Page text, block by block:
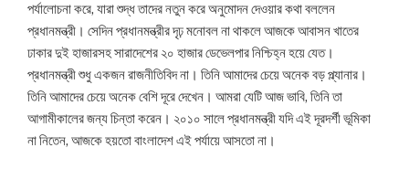
পর্যালোচনা করে, যারা শুদ্ধ তাদের নতুন করে অনুমোদন দেওয়ার কথা বললেন
প্রধানমন্ত্রী। সেদিন প্রধানমন্ত্রীর দৃঢ় মনোবল না থাকলে আজকে আবাসন খাতের
ঢাকার দুই হাজারসহ সারাদেশের ২০ হাজার ডেভেলপার নিশ্চিহ্ন হয়ে যেত।
প্রধানমন্ত্রী শুধু একজন রাজনীতিবিদ না। তিনি আমাদের চেয়ে অনেক বড় প্ল্যানার।
তিনি আমাদের চেয়ে অনেক বেশি দূরে দেখেন। আমরা যেটি আজ ভাবি, তিনি তা
আগামীকালের জন্য চিন্তা করেন। ২০১০ সালে প্রধানমন্ত্রী যদি এই দূরদর্শী ভূমিকা
না নিতেন, আজকে হয়তো বাংলাদেশ এই পর্যায়ে আসতো না।